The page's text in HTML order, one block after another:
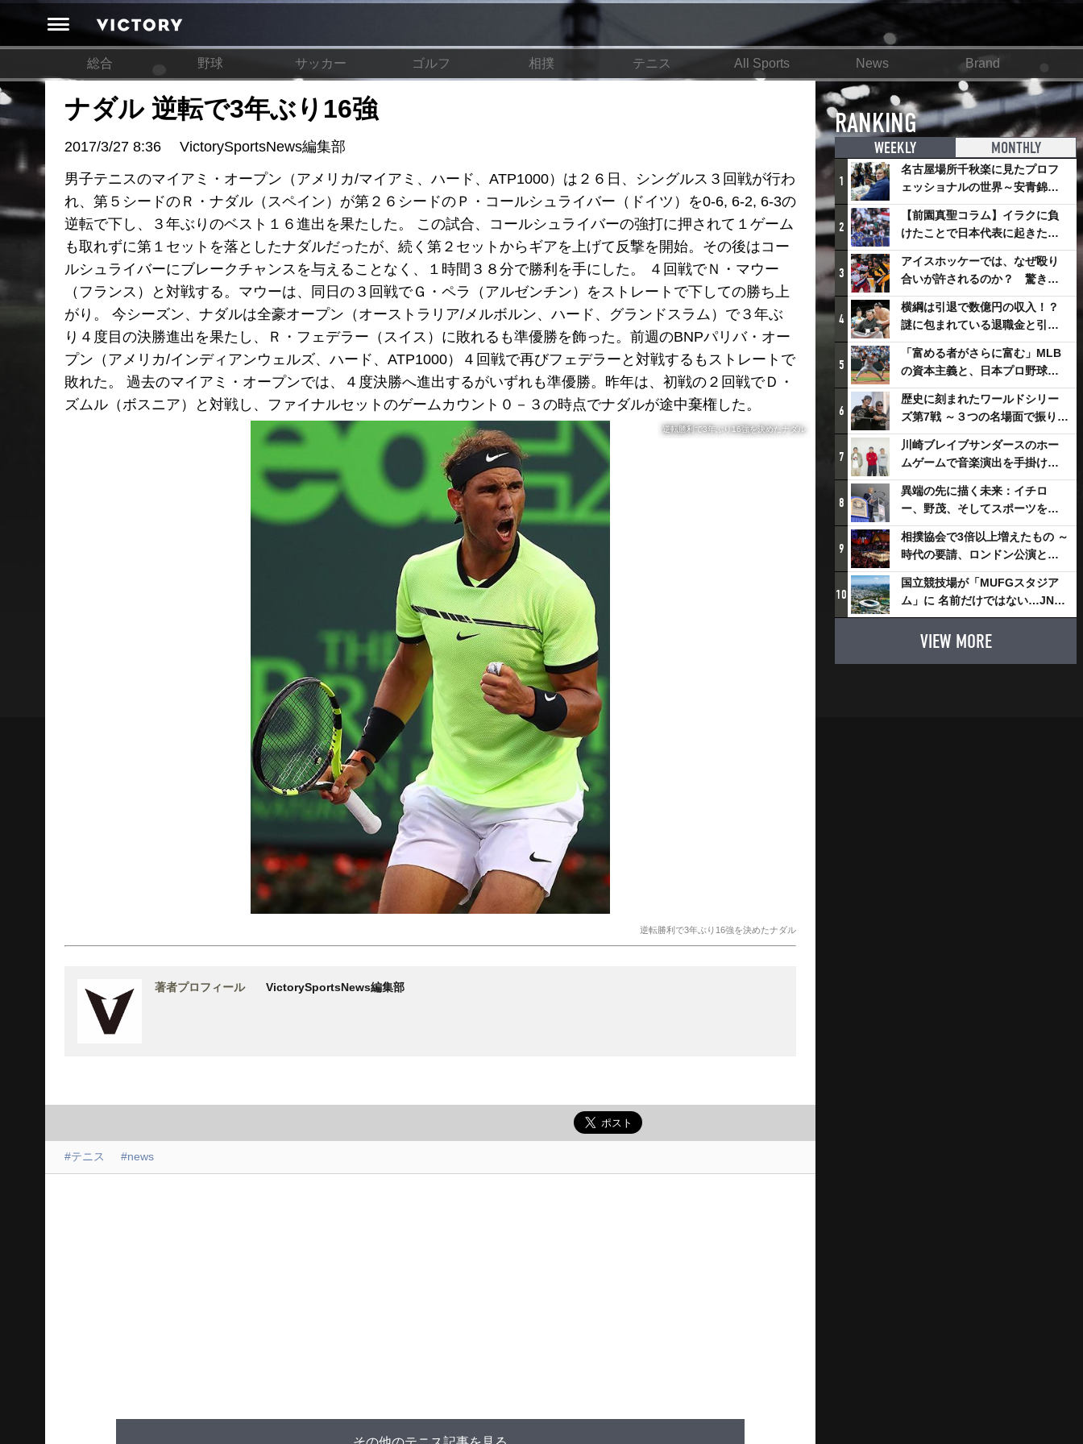
総合 野球 サッカー ゴルフ 相撲 テニス All Sports News Brand
ナダル 逆転で3年ぶり16強
2017/3/27 8:36
VictorySportsNews編集部
男子テニスのマイアミ・オープン（アメリカ/マイアミ、ハード、ATP1000）は２６日、シングルス３回戦が行わ
れ、第５シードのＲ・ナダル（スペイン）が第２６シードのＰ・コールシュライバー（ドイツ）を0-6, 6-2, 6-3の
逆転で下し、３年ぶりのベスト１６進出を果たした。 この試合、コールシュライバーの強打に押されて１ゲーム
も取れずに第１セットを落としたナダルだったが、続く第２セットからギアを上げて反撃を開始。その後はコー
ルシュライバーにブレークチャンスを与えることなく、１時間３８分で勝利を手にした。 ４回戦でＮ・マウー
（フランス）と対戦する。マウーは、同日の３回戦でＧ・ペラ（アルゼンチン）をストレートで下しての勝ち上
がり。 今シーズン、ナダルは全豪オープン（オーストラリア/メルボルン、ハード、グランドスラム）で３年ぶ
り４度目の決勝進出を果たし、Ｒ・フェデラー（スイス）に敗れるも準優勝を飾った。前週のBNPパリバ・オー
プン（アメリカ/インディアンウェルズ、ハード、ATP1000）４回戦で再びフェデラーと対戦するもストレートで
敗れた。 過去のマイアミ・オープンでは、４度決勝へ進出するがいずれも準優勝。昨年は、初戦の２回戦でＤ・
ズムル（ボスニア）と対戦し、ファイナルセットのゲームカウント０－３の時点でナダルが途中棄権した。
逆転勝利で3年ぶり16強を決めたナダル
逆転勝利で3年ぶり16強を決めたナダル
著者プロフィール VictorySportsNews編集部
#テニス #news
RANKING
WEEKLY MONTHLY
1
名古屋場所千秋楽に見たプロフ
ェッショナルの世界～安青錦の
優勝を巡るさまざまなドラマ
2
【前園真聖コラム】イラクに負
けたことで日本代表に起きたプ
ラスとは
3
アイスホッケーでは、なぜ殴り
合いが許されるのか？ 驚きの
「ファイティング」ルールにつ
いて
4
横綱は引退で数億円の収入！？
謎に包まれている退職金と引退
相撲興行
5
「富める者がさらに富む」MLB
の資本主義と、日本プロ野球が
踏み出せない一歩
6
歴史に刻まれたワールドシリー
ズ第7戦 ～３つの名場面で振り返
る～
7
川崎ブレイブサンダースのホー
ムゲームで音楽演出を手掛ける
スチャダラパーが川崎新！アリ
ーナシティ・プロジェクトを語
る 「楽しみでしかないでしょ。
川崎は、ずっと成長曲線だか
ら」
8
異端の先に描く未来：イチロ
ー、野茂、そしてスポーツを支
える科学界の挑戦
9
相撲協会で3倍以上増えたもの ～
時代の要請、ロンドン公演と古
式大相撲
10
国立競技場が「MUFGスタジア
ム」に 名前だけではない…JNSE
とMUFGが“共創”し描く地域活
性化・社会価値創造の近未来図
VIEW MORE